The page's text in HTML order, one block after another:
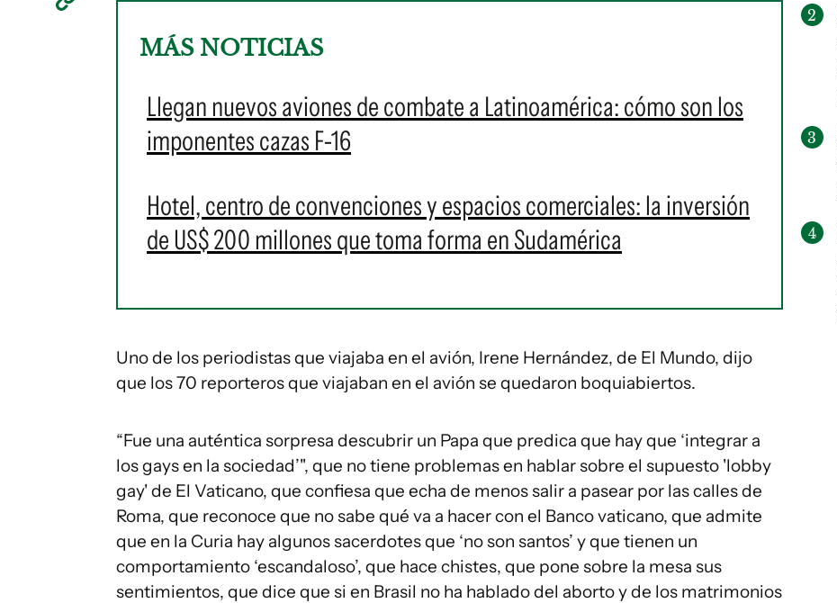
MÁS NOTICIAS
Llegan nuevos aviones de combate a Latinoamérica: cómo son los
imponentes cazas F-16
Hotel, centro de convenciones y espacios comerciales: la inversión
de US$ 200 millones que toma forma en Sudamérica
Uno de los periodistas que viajaba en el avión, Irene Hernández, de El Mundo, dijo
que los 70 reporteros que viajaban en el avión se quedaron boquiabiertos.
“Fue una auténtica sorpresa descubrir un Papa que predica que hay que ‘integrar a
los gays en la sociedad’", que no tiene problemas en hablar sobre el supuesto 'lobby
gay' de El Vaticano, que confiesa que echa de menos salir a pasear por las calles de
Roma, que reconoce que no sabe qué va a hacer con el Banco vaticano, que admite
que en la Curia hay algunos sacerdotes que ‘no son santos’ y que tienen un
comportamiento ‘escandaloso’, que hace chistes, que pone sobre la mesa sus
sentimientos, que dice que si en Brasil no ha hablado del aborto y de los matrimonios